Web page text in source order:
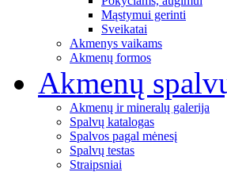
Mąstymui gerinti
Sveikatai
Akmenys vaikams
Akmenų formos
Akmenų
Akmenų ir mineralų galerija
Spalvų katalogas
Spalvos pagal mėnesį
Spalvų testas
Straipsniai